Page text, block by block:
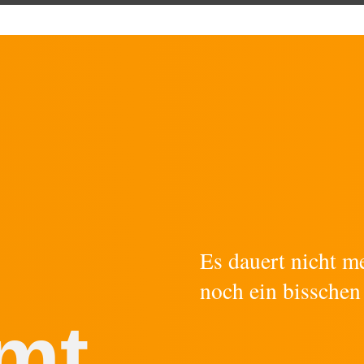
Es dauert nicht
noch ein